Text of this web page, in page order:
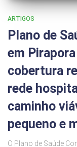
ARTIGOS
Plano de
em
cobertura
rede
caminho
pequeno e
O Plano de Saúde